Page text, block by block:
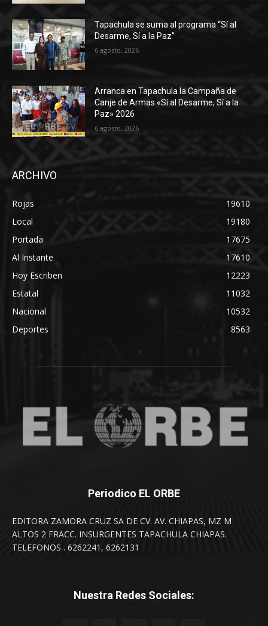
Tapachula se suma al programa “Sí al
Desarme, Sí a la Paz”
6 agosto, 2026
Arranca en Tapachula la Campaña de
Canje de Armas «Sí al Desarme, Sí a la
Paz» 2026
6 agosto, 2026
ARCHIVO
Rojas
19610
Local
19180
Portada
17675
Al Instante
17610
Hoy Escriben
12223
Estatal
11032
Nacional
10532
Deportes
8563
Periodico EL ORBE
EDITORA ZAMORA CRUZ SA DE CV. AV. CHIAPAS, MZ M
ALTOS 2 FRACC. INSURGENTES TAPACHULA CHIAPAS.
TELEFONOS . 6262241, 6262131
Nuestra Redes Sociales: